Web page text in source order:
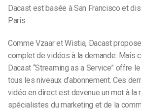
Dacast est basée à San Francisco et
Paris.
Comme Vzaar et Wistia, Dacast
complet de vidéos à la demande. Mais
Dacast “Streaming as a Service” offre
tous les niveaux d’abonnement. Ces
vidéo en direct est devenue un mot à la
spécialistes du marketing et de la